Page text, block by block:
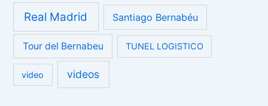
Real Madrid Santiago Bernabéu
Tour del Bernabeu TUNEL LOGISTICO
video videos